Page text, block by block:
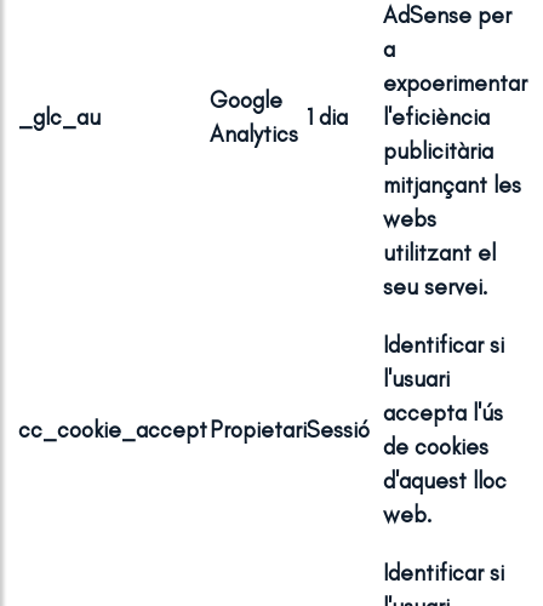
_glc_au
Google
Analytics
1 dia
AdSense per
a
expoerimentar
l'eficiència
publicitària
mitjançant les
webs
utilitzant el
seu servei.
cc_cookie_acceptPropietariSessió
Identificar si
l'usuari
accepta l'ús
de cookies
d'aquest lloc
web.
Identificar si